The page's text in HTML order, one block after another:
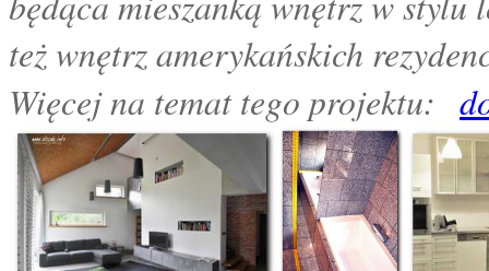
też wnętrz amerykańskich
Więcej na temat tego projektu: